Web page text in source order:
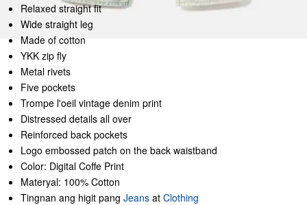
Relaxed straight fit
Wide straight leg
Made of cotton
YKK zip fly
Metal rivets
Five pockets
Trompe l'oeil vintage denim print
Distressed details all over
Reinforced back pockets
Logo embossed patch on the back waistband
Color: Digital Coffe Print
Materyal: 100% Cotton
Tingnan ang higit pang Jeans at Clothing